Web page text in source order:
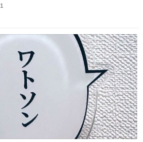
kai-you.net/article/96186 『映画
みつ』を3回観て、原作も追ってい
けです🖊